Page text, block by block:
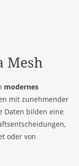
Mesh
modernes
mit zunehmender
Daten bilden eine
oder von